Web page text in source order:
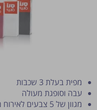
מפית בעלת 3 שכבות
עבה וסופגת מעולה
מגוון של 5 צבעים לאירוח מושלם